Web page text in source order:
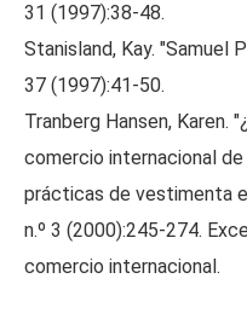
31 (1997):38-48.
Stanisland, Kay. "Samuel
37 (1997):41-50.
Tranberg Hansen, Karen.
comercio internacional
prácticas de vestimenta
n.º 3 (2000):245-274.
comercio internacional.